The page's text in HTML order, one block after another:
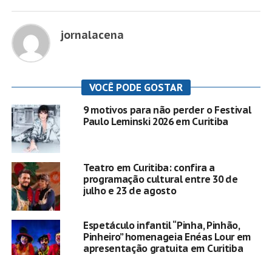
jornalacena
VOCÊ PODE GOSTAR
9 motivos para não perder o Festival
Paulo Leminski 2026 em Curitiba
Teatro em Curitiba: confira a
programação cultural entre 30 de
julho e 23 de agosto
Espetáculo infantil “Pinha, Pinhão,
Pinheiro” homenageia Enéas Lour em
apresentação gratuita em Curitiba